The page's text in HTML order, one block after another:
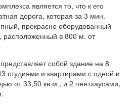
является то, что к его
дорога, которая за 3 мин.
прекрасно оборудованный
в 800 м. от
собой здание на 8
студиями и квартирами с одной и
от 33,50 кв.м., и 2 пентхаусами,